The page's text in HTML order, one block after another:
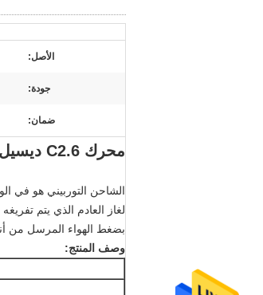
الأصل:
جودة:
ضمان:
محرك C2.6 ديسيل
الشاحن التوربيني هو في
لغاز العادم الذي يتم
بضغط الهواء المرسل من
وصف المنتج: